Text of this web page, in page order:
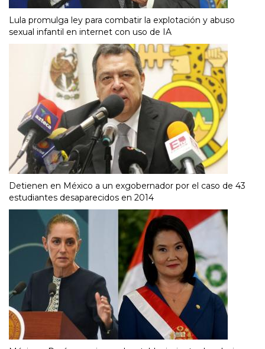
Lula promulga ley para combatir la explotación y abuso
sexual infantil en internet con uso de IA
Detienen en México a un exgobernador por el caso de 43
estudiantes desaparecidos en 2014